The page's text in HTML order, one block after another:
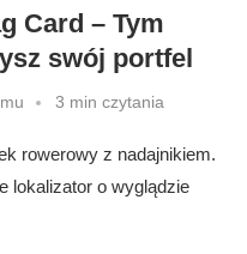
Card – Tym
swój portfel
3 min czytania
rowerowy z nadajnikiem.
lokalizator o wyglądzie